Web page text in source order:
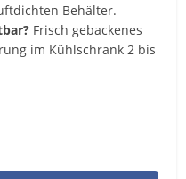
Behälter.
Frisch gebackenes
im Kühlschrank 2 bis